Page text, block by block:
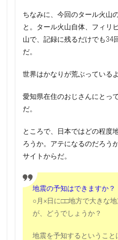
ちなみに、今回のタール火山
と。タール火山自体、フィリ
山で、記録に残るだけでも34
だ。
世界はかなりが荒ぶっているよ
愛知県在住のおじさんにとっ
だ。
ところで、日本ではどの程度
ろうか。アテになるのだろう
サイトからだ。
地震の予知はできますか？
○月×日に□□地方で大きな
が、どうでしょうか？
地震を予知するということ